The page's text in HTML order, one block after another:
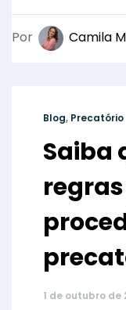
Por Camila
Blog, Precatório
Saiba
regras
1 de outubro de